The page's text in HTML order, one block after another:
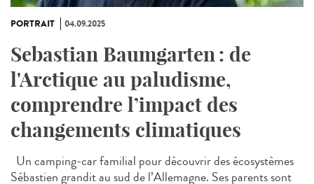
PORTRAIT 04.09.2025
Sebastian Baumgarten : de
l'Arctique au paludisme,
comprendre l’impact des
changements climatiques
Un camping-car familial pour découvrir des écosystèmes
Sébastien grandit au sud de l’Allemagne. Ses parents sont